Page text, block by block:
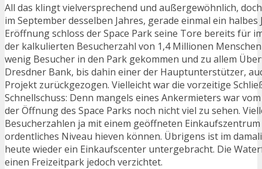
All das klingt vielversprechend und außergewöhnlich,
im September desselben Jahres, gerade einmal ein halbes
Eröffnung schloss der Space Park seine Tore bereits für
der kalkulierten Besucherzahl von 1,4 Millionen
wenig Besucher in den Park gekommen und zu allem
Dresdner Bank, bis dahin einer der Hauptunterstützer,
Projekt zurückgezogen. Vielleicht war die vorzeitige
Schnellschuss: Denn mangels eines Ankermieters war
der Öffnung des Space Parks noch nicht viel zu sehen.
Besucherzahlen ja mit einem geöffneten
ordentliches Niveau hieven können. Übrigens ist im
heute wieder ein Einkaufscenter untergebracht. Die
einen Freizeitpark jedoch verzichtet.